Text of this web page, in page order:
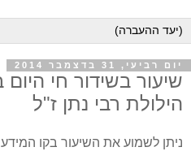
יום רביעי, 31 בדצמבר 2014
הילולת רבי נתן ז"ל
ניתן לשמוע את השיעור בקו המידע 058-328-7777 תיבה 13